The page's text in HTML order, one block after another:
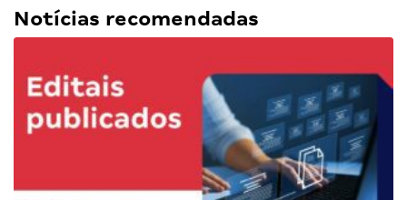
Notícias recomendadas